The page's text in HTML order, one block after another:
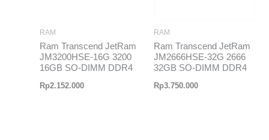
RAM
Ram Transcend JetRam
JM3200HSE-16G 3200
16GB SO-DIMM DDR4
Rp2.152.000
RAM
Ram Transcend JetRam
JM2666HSE-32G 2666
32GB SO-DIMM DDR4
Rp3.750.000